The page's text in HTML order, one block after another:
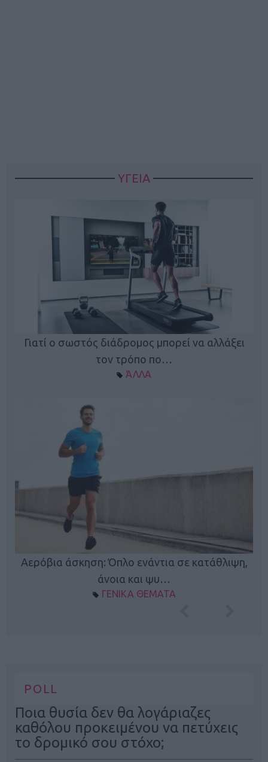
ΥΓΕΙΑ
Γιατί ο σωστός διάδρομος μπορεί να αλλάξει
τον τρόπο πο…
ΆΛΛΑ
Αερόβια άσκηση: Όπλο ενάντια σε κατάθλιψη,
άνοια και ψυ…
ΓΕΝΙΚΑ ΘΕΜΑΤΑ
POLL
Ποια θυσία δεν θα λογάριαζες
καθόλου προκειμένου να πετύχεις
το δρομικό σου στόχο;